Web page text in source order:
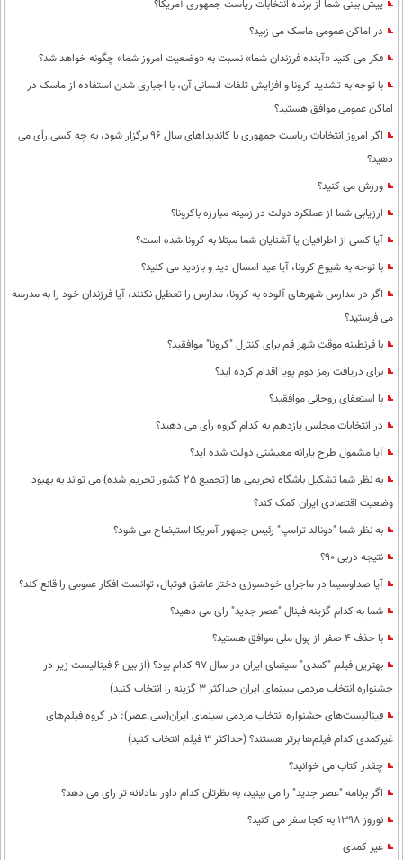
پیش بینی شما از برنده انتخابات ریاست جمهوری آمریکا؟
در اماکن عمومی ماسک می زنید؟
فکر می کنید «آینده فرزندان شما» نسبت به «وضعیت امروز شما» چگونه خواهد شد؟
با توجه به تشدید کرونا و افزایش تلفات انسانی آن، با اجباری شدن استفاده از ماسک در
اماکن عمومی موافق هستید؟
اگر امروز انتخابات ریاست جمهوری با کاندیداهای سال 96 برگزار شود، به چه کسی رأی می
دهید؟
ورزش می کنید؟
ارزیابی شما از عملکرد دولت در زمینه مبارزه باکرونا؟
آیا کسی از اطرافیان یا آشنایان شما مبتلا به کرونا شده است؟
با توجه به شیوع کرونا، آیا عید امسال دید و بازدید می کنید؟
اگر در مدارس شهرهای آلوده به کرونا، مدارس را تعطیل نکنند، آیا فرزندان خود را به مدرسه
می فرستید؟
با قرنطینه موقت شهر قم برای کنترل "کرونا" موافقید؟
برای دریافت رمز دوم پویا اقدام کرده اید؟
با استعفای روحانی موافقید؟
در انتخابات مجلس یازدهم به کدام گروه رأی می دهید؟
آیا مشمول طرح یارانه معیشتی دولت شده اید؟
به نظر شما تشکیل باشگاه تحریمی ها (تجمیع 25 کشور تحریم شده) می تواند به بهبود
وضعیت اقتصادی ایران کمک کند؟
به نظر شما "دونالد ترامپ" رئیس جمهور آمریکا استیضاح می شود؟
نتیجه دربی 90؟
آیا صداوسیما در ماجرای خودسوزی دختر عاشق فوتبال، توانست افکار عمومی را قانع کند؟
شما به کدام گزینه فینال "عصر جدید" رای می دهید؟
با حذف 4 صفر از پول ملی موافق هستید؟
بهترین فیلم "کمدی" سینمای ایران در سال 97 کدام بود؟ (از بین 6 فینالیست زیر در
جشنواره انتخاب مردمی سینمای ایران حداکثر 3 گزینه را انتخاب کنید)
فینالیست‌های جشنواره انتخاب مردمی سینمای ایران(سی.عصر): در گروه فیلم‌های
غیرکمدی کدام فیلم‌ها برتر هستند؟ (حداکثر 3 فیلم انتخاب کنید)
چقدر کتاب می خوانید؟
اگر برنامه "عصر جدید" را می بینید، به نظرتان کدام داور عادلانه تر رای می دهد؟
نوروز 1398 به کجا سفر می کنید؟
غیر کمدی